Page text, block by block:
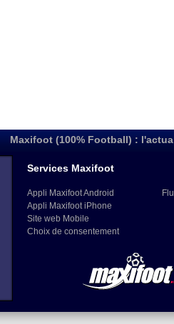
Maxifoot (100% Football) :
Services Maxifoot
Appli Maxifoot Android
Appli Maxifoot iPhone
Site web Mobile
Choix de consentement